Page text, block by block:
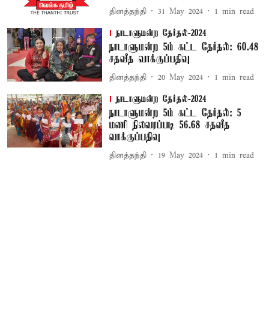
தினத்தந்தி 31 May 2024 1 min read
நாடாளுமன்ற தேர்தல்-2024
நாடாளுமன்ற 5ம் கட்ட தேர்தல்: 60.48
சதவீத வாக்குப்பதிவு
தினத்தந்தி 20 May 2024 1 min read
நாடாளுமன்ற தேர்தல்-2024
நாடாளுமன்ற 5ம் கட்ட தேர்தல்: 5
மணி நிலவரப்படி 56.68 சதவீத
வாக்குப்பதிவு
தினத்தந்தி 19 May 2024 1 min read